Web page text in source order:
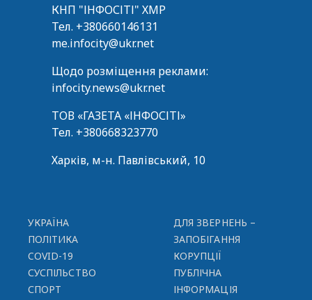
КНП "ІНФОСІТІ" ХМР
Тел. +380660146131
me.infocity@ukr.net
Щодо розміщення реклами:
infocity.news@ukr.net
ТОВ «ГАЗЕТА «ІНФОСІТІ»
Тел. +380668323770
Харків, м-н. Павлівський, 10
УКРАЇНА
ПОЛІТИКА
COVID-19
СУСПІЛЬСТВО
СПОРТ
ДЛЯ ЗВЕРНЕНЬ –
ЗАПОБІГАННЯ
КОРУПЦІЇ
ПУБЛІЧНА
ІНФОРМАЦІЯ